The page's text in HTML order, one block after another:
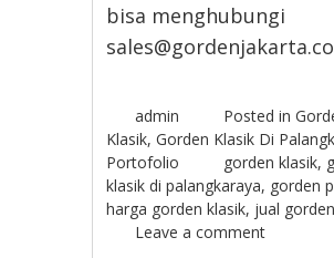
bisa menghubungi
admin Posted in
Klasik,Gorden Klasik Di
Portofolio
gorden klasik,
klasik di palangkaraya, gorden
harga gorden klasik, jual
Leave a comment